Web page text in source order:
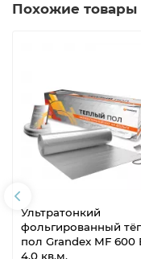
Похожие товары
Ультратонкий
фольгированный
пол Grandex MF 600
4,0 кв.м.